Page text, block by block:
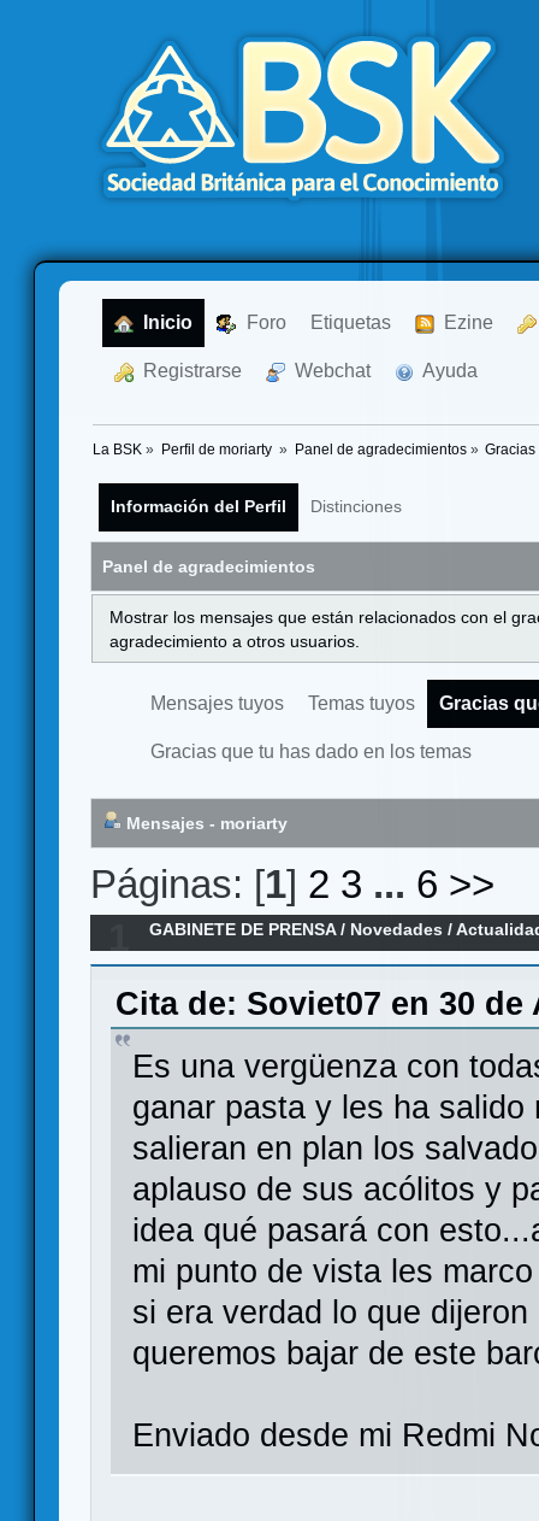
Inicio Foro Etiquetas Ezine
Registrarse Webchat Ayuda
La BSK » Perfil de moriarty » Panel de agradecimientos» Gracias
Información del Perfil Distinciones
Panel de agradecimientos
Mostrar los mensajes que están relacionados con el
agradecimiento a otros usuarios.
Mensajes tuyos Temas tuyos Gracias
Gracias que tu has dado en los temas
Mensajes - moriarty
Páginas: [1] 2 3 ... 6 >>
GABINETE DE PRENSA/ Novedades /
Edition en KS para Mayo
Cita de: Soviet07 en 30 de
Es una vergüenza con
ganar pasta y les ha
salieran en plan los
aplauso de sus acólitos y
idea qué pasará con
mi punto de vista les
si era verdad lo que
queremos bajar de este
Enviado desde mi Redmi